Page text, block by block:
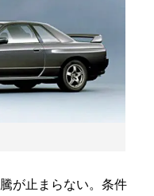
が止まらない。条件